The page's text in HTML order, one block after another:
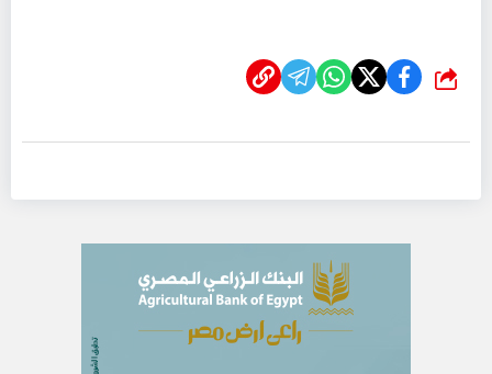
شارك